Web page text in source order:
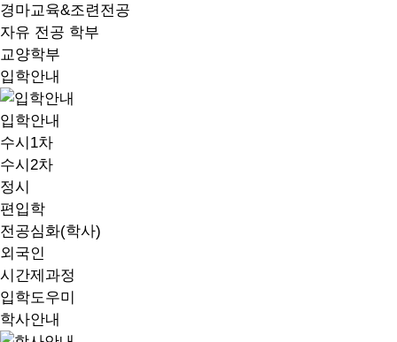
경마교육&조련전공
자유 전공 학부
교양학부
입학안내
입학안내
수시1차
수시2차
정시
편입학
전공심화(학사)
외국인
시간제과정
입학도우미
학사안내